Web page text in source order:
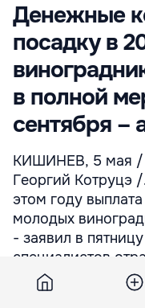
Денежные
посадку в
в полной
сентября –
КИШИНЕВ, 5 мая /
Георгий Котруцэ
этом году
молодых
- заявил в
специалистов
управления
Чеботарь,